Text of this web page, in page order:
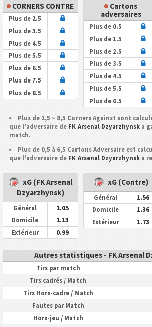
CORNERS CONTRE
Plus de 2.5
Plus de 3.5
Plus de 4.5
Plus de 5.5
Plus de 6.5
Plus de 7.5
Plus de 8.5
Cartons
adversaires
Plus de 0.5
Plus de 1.5
Plus de 2.5
Plus de 3.5
Plus de 4.5
Plus de 5.5
Plus de 6.5
Plus de 2,5 ~ 8,5 Corners Against sont
que l'adversaire de FK Arsenal Dzyarzhynska
match.
Plus de 0,5 à 6,5 Cartons Adversaire est
que l'adversaire de FK Arsenal Dzyarzhynska
xG (FK Arsenal
Dzyarzhynsk)
Général 1.05
Domicile 1.13
Extérieur 0.99
xG (Contre)
Général 1.56
Domicile 1.36
Extérieur 1.73
Autres statistiques - FK Arsenal
Tirs par match
Tirs cadrés / Match
Tirs Hors-cadre / Match
Fautes par Match
Hors-jeu / Match